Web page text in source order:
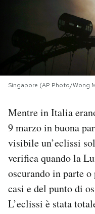
PODCAST
NEWSLETTER
SHOP
CALENDARIO
AREA PERSONALE
Singapore (AP Photo/Wong
Mentre in Italia
9 marzo in buona
visibile un’eclissi
verifica quando la
oscurando in parte o
casi e del punto di
L’eclissi è stata